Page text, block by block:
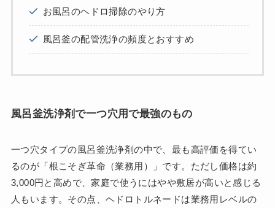
お風呂のヘドロ掃除のやり方
風呂釜の配管洗浄の頻度とおすすめ
風呂釜洗浄剤で一つ穴用で最強のもの
一つ穴タイプの風呂釜洗浄剤の中で、最も高評価を得てい
るのが「根こそぎ革命（業務用）」です。ただし価格は約
3,000円と高めで、家庭で使うにはやや敷居が高いと感じる
人もいます。その点、ヘドロトルネードは業務用レベルの